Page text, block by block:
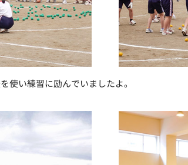
使い練習に励んでいましたよ。